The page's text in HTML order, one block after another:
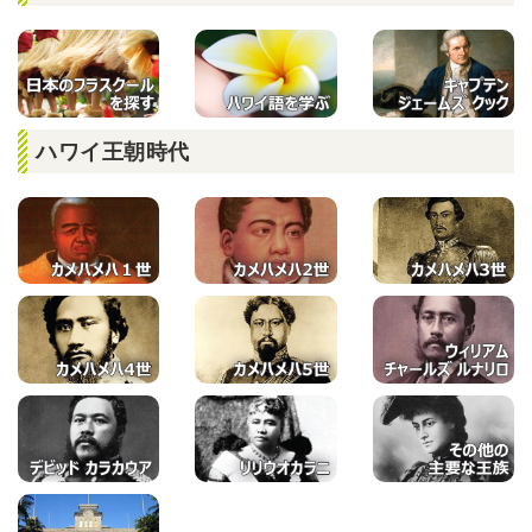
ハワイ王朝時代